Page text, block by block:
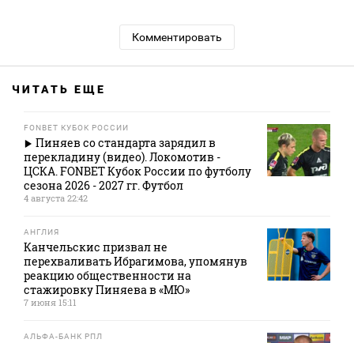
Комментировать
ЧИТАТЬ ЕЩЕ
FONBET КУБОК РОССИИ
Пиняев со стандарта зарядил в
перекладину (видео). Локомотив -
ЦСКА. FONBET Кубок России по футболу
сезона 2026 - 2027 гг. Футбол
4 августа 22:42
АНГЛИЯ
Канчельскис призвал не
перехваливать Ибрагимова, упомянув
реакцию общественности на
стажировку Пиняева в «МЮ»
7 июня 15:11
АЛЬФА-БАНК РПЛ